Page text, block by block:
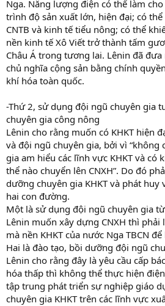
Nga. Năng lượng điện có thể làm
trình độ sản xuất lớn, hiện đại; có
CNTB và kinh tế tiểu nông; có thể
nền kinh tế Xô Viết trở thành tấm
Châu Á trong tương lai. Lênin đã
chủ nghĩa cộng sản bằng chính
khí hóa toàn quốc.
-Thứ 2, sử dụng đội ngũ chuyên gia
chuyên gia công nông
Lênin cho rằng muốn có KHKT hiện
và đội ngũ chuyên gia, bởi vì “không
gia am hiểu các lĩnh vực KHKT và có
thể nào chuyển lên CNXH”. Do đó
dưỡng chuyên gia KHKT và phát
hai con đường.
Một là sử dụng đội ngũ chuyên gia
Lênin muốn xây dựng CNXH thì
mà nền KHKT của nước Nga TBCN
Hai là đào tạo, bồi dưỡng đội ngũ
Lênin cho rằng đây là yêu cầu cấp
hóa thấp thì không thể thực hiện
tập trung phát triển sự nghiệp giáo
chuyên gia KHKT trên các lĩnh vực